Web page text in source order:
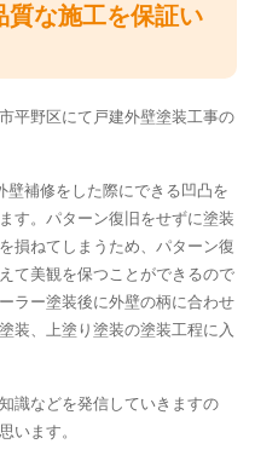
質な施工を保証い
平野区にて戸建外壁塗装工事の
壁補修をした際にできる凹凸を
す。パターン復旧をせずに塗装
損ねてしまうため、パターン復
て美観を保つことができるので
ラー塗装後に外壁の柄に合わせ
装、上塗り塗装の塗装工程に入
識などを発信していきますの
います。